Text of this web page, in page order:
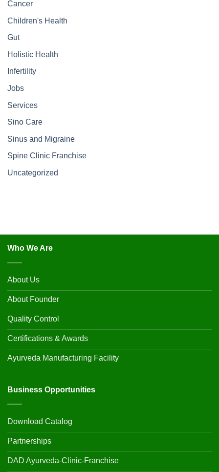
Cancer
Children's Health
Gut
Holistic Health
Infertility
Jobs
Services
Sino Care
Sinus and Migraine
Spine Clinic Franchise
Uncategorized
Who We Are
About Us
About Founder
Quality Control
Certifications & Awards
Ayurveda Manufacturing Facility
Business Opportunities
Download Catalog
Partnerships
DAD Ayurveda-Clinic-Franchise